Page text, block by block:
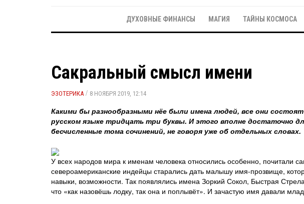
ДУХОВНЫЕ ФИНАНСЫ МАГИЯ ТАЙНЫ КОСМОСА
Сакральный смысл имени
ЭЗОТЕРИКА / 8 НОЯБРЯ 2019, 12:14
Какими бы разнообразными нёе были имена людей, все они
русском языке тридцать три буквы. И этого вполне достаточно
бесчисленные тома сочинений, не говоря уже об отдельных словах.
У всех народов мира к именам человека относились особенно, почитали
североамериканские индейцы старались дать малышу имя-прозвище,
навыки, возможности. Так появлялись имена Зоркий Сокол, Быстрая
что «как назовёшь лодку, так она и поплывёт». И зачастую имя давали